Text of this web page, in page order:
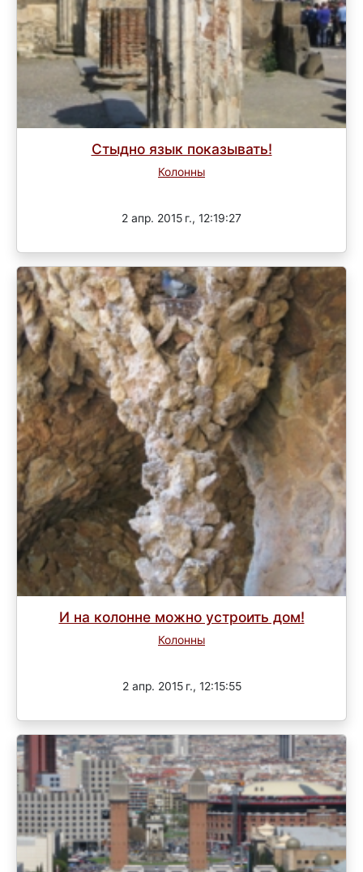
Стыдно язык показывать!
Колонны
2 апр. 2015 г., 12:19:27
И на колонне можно устроить дом!
Колонны
2 апр. 2015 г., 12:15:55